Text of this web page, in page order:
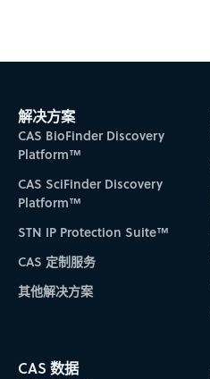
Subscribe to
解决方案
CAS BioFinder Discovery
Platform™
CAS SciFinder Discovery
Platform™
STN IP Protection Suite™
CAS 定制服务
其他解决方案
CAS 数据